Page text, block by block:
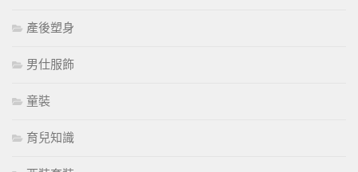
產後塑身
男仕服飾
童裝
育兒知識